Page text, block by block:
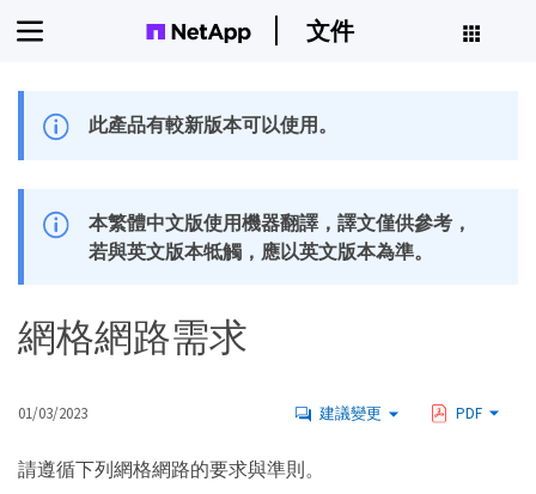
文件
此產品有較新版本可以使用。
本繁體中文版使用機器翻譯，譯文僅供參考，
若與英文版本牴觸，應以英文版本為準。
網格網路需求
01/03/2023 建議變更 PDF
請遵循下列網格網路的要求與準則。